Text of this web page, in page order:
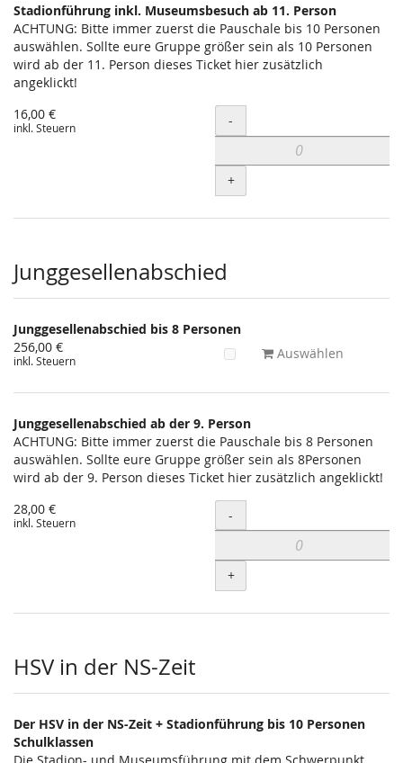
Stadionführung inkl. Museumsbesuch ab 11. Person
ACHTUNG: Bitte immer zuerst die Pauschale bis 10 Personen
auswählen. Sollte eure Gruppe größer sein als 10 Personen
wird ab der 11. Person dieses Ticket hier zusätzlich
angeklickt!
16,00 €
inkl. Steuern Menge
-
+
Junggesellenabschied
Junggesellenabschied bis 8 Personen
256,00 €
inkl. Steuern Auswählen
Junggesellenabschied ab der 9. Person
ACHTUNG: Bitte immer zuerst die Pauschale bis 8 Personen
auswählen. Sollte eure Gruppe größer sein als 8Personen
wird ab der 9. Person dieses Ticket hier zusätzlich angeklickt!
28,00 €
inkl. Steuern Menge
-
+
HSV in der NS-Zeit
Der HSV in der NS-Zeit + Stadionführung bis 10 Personen
Schulklassen